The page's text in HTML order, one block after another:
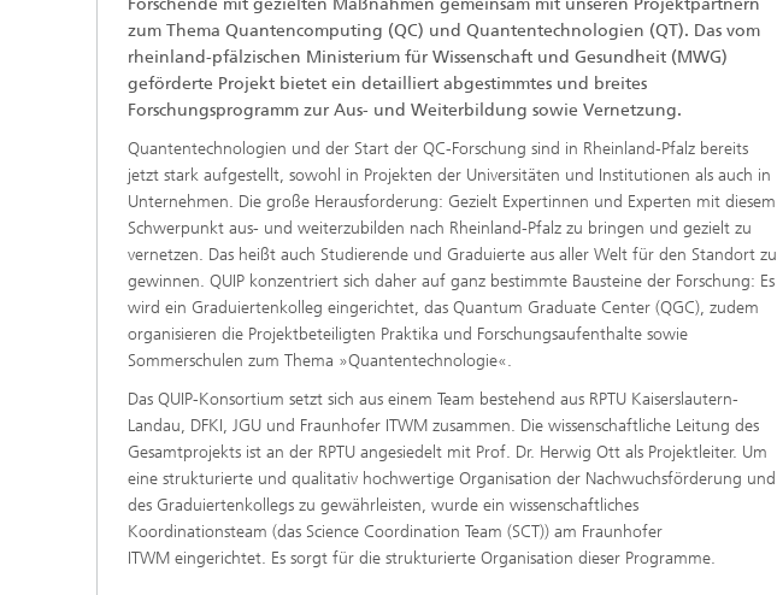
Modellierung, Simulation und
Optimierung im Leichtbau
Mikrostrukturanalyse
Filtration, Separation und Reaktiver
Transport
modellieren, simulieren und
optimieren
Elektrochemie und Batterien
Intelligente Energienetze optimieren
– Strom-, Gas- und Wärmenetze
simulieren, steuern und regeln
Materialcharakterisierung und -
prüfung
Forschende mit gezielten Maßnahmen gemeinsam mit unseren Projektpartnern
zum Thema Quantencomputing (QC) und Quantentechnologien (QT). Das vom
rheinland-pfälzischen Ministerium für Wissenschaft und Gesundheit (MWG)
geförderte Projekt bietet ein detailliert abgestimmtes und breites
Forschungsprogramm zur Aus- und Weiterbildung sowie Vernetzung.
Quantentechnologien und der Start der QC-Forschung sind in Rheinland-Pfalz bereits
jetzt stark aufgestellt, sowohl in Projekten der Universitäten und Institutionen als auch in
Unternehmen. Die große Herausforderung: Gezielt Expertinnen und Experten mit diesem
Schwerpunkt aus- und weiterzubilden nach Rheinland-Pfalz zu bringen und gezielt zu
vernetzen. Das heißt auch Studierende und Graduierte aus aller Welt für den Standort zu
gewinnen. QUIP konzentriert sich daher auf ganz bestimmte Bausteine der Forschung: Es
wird ein Graduiertenkolleg eingerichtet, das Quantum Graduate Center (QGC), zudem
organisieren die Projektbeteiligten Praktika und Forschungsaufenthalte sowie
Sommerschulen zum Thema »Quantentechnologie«.
Das QUIP-Konsortium setzt sich aus einem Team bestehend aus RPTU Kaiserslautern-
Landau, DFKI, JGU und Fraunhofer ITWM zusammen. Die wissenschaftliche Leitung des
Gesamtprojekts ist an der RPTU angesiedelt mit Prof. Dr. Herwig Ott als Projektleiter. Um
eine strukturierte und qualitativ hochwertige Organisation der Nachwuchsförderung und
des Graduiertenkollegs zu gewährleisten, wurde ein wissenschaftliches
Koordinationsteam (das Science Coordination Team (SCT)) am Fraunhofer
ITWM eingerichtet. Es sorgt für die strukturierte Organisation dieser Programme.